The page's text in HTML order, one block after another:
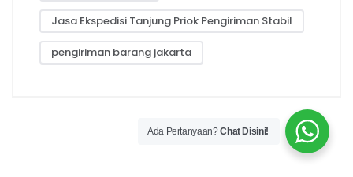
Jasa Ekspedisi Tanjung Priok Pengiriman Stabil
pengiriman barang jakarta
Ada Pertanyaan?Chat Disini!